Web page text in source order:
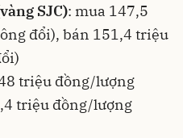
SJC): mua 147,5
đổi), bán 151,4 triệu
triệu đồng/lượng
triệu đồng/lượng